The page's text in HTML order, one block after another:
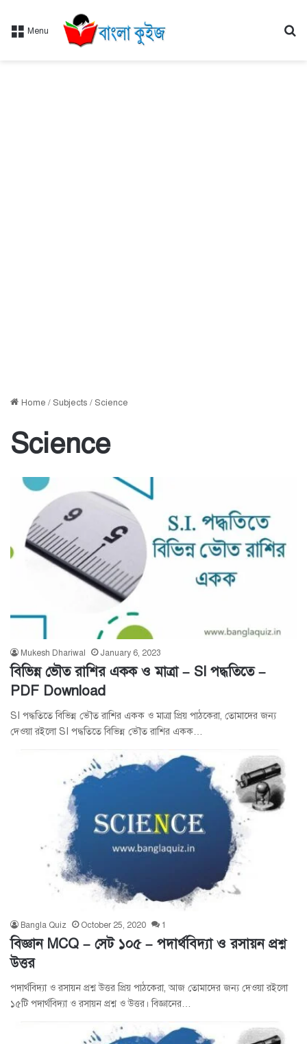
Menu
Home / Subjects / Science
Science
Mukesh Dhariwal January 6, 2023
বিভিন্ন ভৌত রাশির একক ও মাত্রা – SI পদ্ধতিতে –
PDF Download
SI পদ্ধতিতে বিভিন্ন ভৌত রাশির একক ও মাত্রা প্রিয় পাঠকেরা, তোমাদের জন্য
দেওয়া রইলো SI পদ্ধতিতে বিভিন্ন ভৌত রাশির একক…
Bangla Quiz October 25, 2020 1
বিজ্ঞান MCQ – সেট ১০৫ – পদার্থবিদ্যা ও রসায়ন প্রশ্ন
উত্তর
পদার্থবিদ্যা ও রসায়ন প্রশ্ন উত্তর প্রিয় পাঠকেরা, আজ তোমাদের জন্য দেওয়া রইলো
১৫টি পদার্থবিদ্যা ও রসায়ন প্রশ্ন ও উত্তর। বিজ্ঞানের…